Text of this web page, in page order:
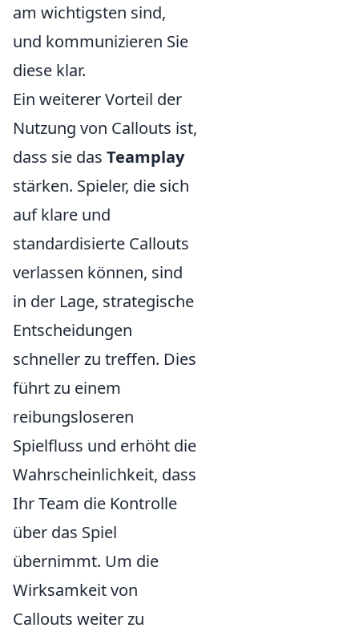
am wichtigsten sind,
und kommunizieren Sie
diese klar.
Ein weiterer Vorteil der
Nutzung von Callouts ist,
dass sie das Teamplay
stärken. Spieler, die sich
auf klare und
standardisierte Callouts
verlassen können, sind
in der Lage, strategische
Entscheidungen
schneller zu treffen. Dies
führt zu einem
reibungsloseren
Spielfluss und erhöht die
Wahrscheinlichkeit, dass
Ihr Team die Kontrolle
über das Spiel
übernimmt. Um die
Wirksamkeit von
Callouts weiter zu